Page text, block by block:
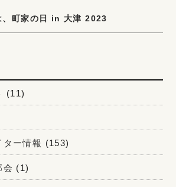
、町家の日 in 大津 2023
(11)
ター情報 (153)
会 (1)